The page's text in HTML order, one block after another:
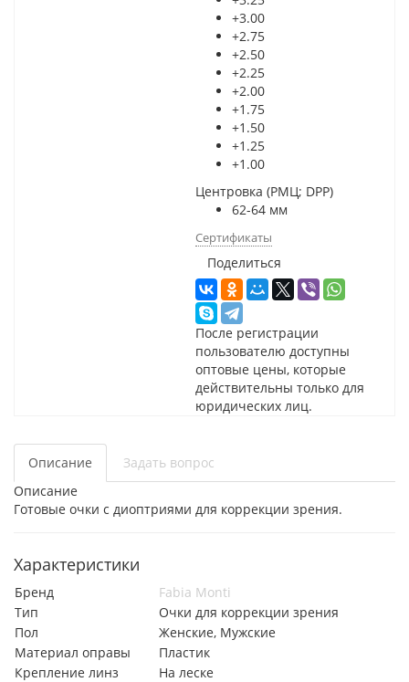
+3.00
+2.75
+2.50
+2.25
+2.00
+1.75
+1.50
+1.25
+1.00
Центровка (РМЦ; DPP)
62-64 мм
Сертификаты
Поделиться
После регистрации
пользователю доступны
оптовые цены, которые
действительны только для
юридических лиц.
Описание
Задать вопрос
Описание
Готовые очки с диоптриями для коррекции зрения.
Характеристики
Бренд
Fabia Monti
Тип
Очки для коррекции зрения
Пол
Женские, Мужские
Материал оправы
Пластик
Крепление линз
На леске